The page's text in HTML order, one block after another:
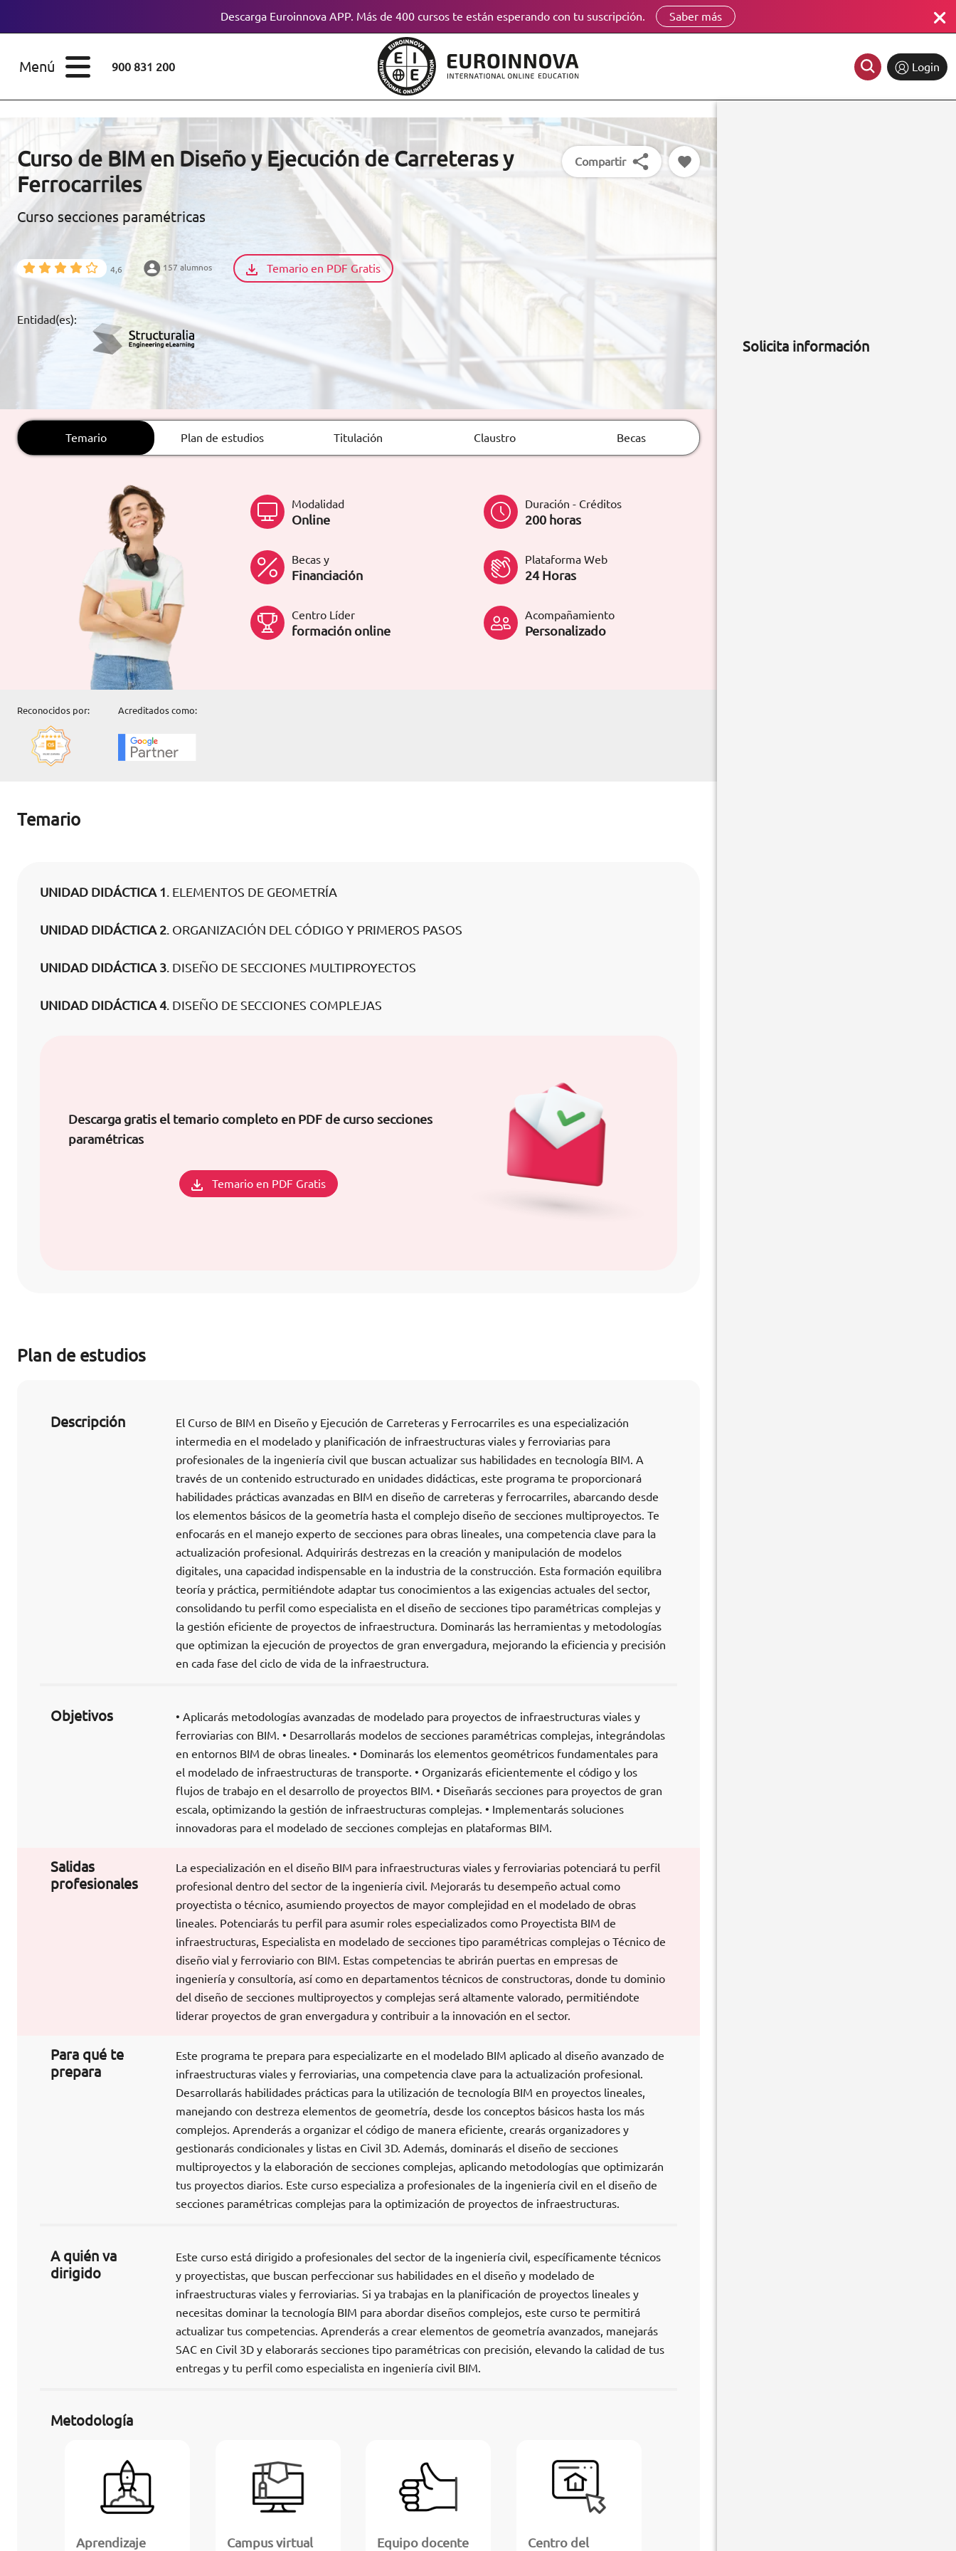
Descarga Euroinnova APP. Más de 400 cursos te están esperando con tu suscripción. Saber más
Menú 900 831 200 Login
CONOCE EUROINNOVA
BECAS Y
FINANCIACIÓN
RECURSOS
EDUCATIVOS
ARTÍCULOS
CONTACTO ES
formacion@euroinnova.com
TRABAJA CON NOSOTROS
ESTUDIOS
Licenciaturas
Doctorados
Diplomados
Certificados de
Profesionalidad
Curso de BIM en Diseño y Ejecución de Carreteras y
Ferrocarriles
Curso secciones paramétricas
4,6 157 alumnos Temario en PDF Gratis
Entidad(es):
Compartir
Temario Plan de estudios Titulación Claustro Becas
Modalidad
Online
Duración - Créditos
200 horas
Becas y
Financiación
Plataforma Web
24 Horas
Centro Líder
formación online
Acompañamiento
Personalizado
Reconocidos por: Acreditados como:
Temario
UNIDAD DIDÁCTICA 1. ELEMENTOS DE GEOMETRÍA
UNIDAD DIDÁCTICA 2. ORGANIZACIÓN DEL CÓDIGO Y PRIMEROS PASOS
UNIDAD DIDÁCTICA 3. DISEÑO DE SECCIONES MULTIPROYECTOS
UNIDAD DIDÁCTICA 4. DISEÑO DE SECCIONES COMPLEJAS
Descarga gratis el temario completo en PDF de curso secciones
paramétricas
Temario en PDF Gratis
Plan de estudios
Descripción
El Curso de BIM en Diseño y Ejecución de Carreteras y Ferrocarriles es una especialización
intermedia en el modelado y planificación de infraestructuras viales y ferroviarias para
profesionales de la ingeniería civil que buscan actualizar sus habilidades en tecnología BIM. A
través de un contenido estructurado en unidades didácticas, este programa te proporcionará
habilidades prácticas avanzadas en BIM en diseño de carreteras y ferrocarriles, abarcando desde
los elementos básicos de la geometría hasta el complejo diseño de secciones multiproyectos. Te
enfocarás en el manejo experto de secciones para obras lineales, una competencia clave para la
actualización profesional. Adquirirás destrezas en la creación y manipulación de modelos
digitales, una capacidad indispensable en la industria de la construcción. Esta formación equilibra
teoría y práctica, permitiéndote adaptar tus conocimientos a las exigencias actuales del sector,
consolidando tu perfil como especialista en el diseño de secciones tipo paramétricas complejas y
la gestión eficiente de proyectos de infraestructura. Dominarás las herramientas y metodologías
que optimizan la ejecución de proyectos de gran envergadura, mejorando la eficiencia y precisión
en cada fase del ciclo de vida de la infraestructura.
Objetivos
• Aplicarás metodologías avanzadas de modelado para proyectos de infraestructuras viales y
ferroviarias con BIM. • Desarrollarás modelos de secciones paramétricas complejas, integrándolas
en entornos BIM de obras lineales. • Dominarás los elementos geométricos fundamentales para
el modelado de infraestructuras de transporte. • Organizarás eficientemente el código y los
flujos de trabajo en el desarrollo de proyectos BIM. • Diseñarás secciones para proyectos de gran
escala, optimizando la gestión de infraestructuras complejas. • Implementarás soluciones
innovadoras para el modelado de secciones complejas en plataformas BIM.
Salidas
profesionales
La especialización en el diseño BIM para infraestructuras viales y ferroviarias potenciará tu perfil
profesional dentro del sector de la ingeniería civil. Mejorarás tu desempeño actual como
proyectista o técnico, asumiendo proyectos de mayor complejidad en el modelado de obras
lineales. Potenciarás tu perfil para asumir roles especializados como Proyectista BIM de
infraestructuras, Especialista en modelado de secciones tipo paramétricas complejas o Técnico de
diseño vial y ferroviario con BIM. Estas competencias te abrirán puertas en empresas de
ingeniería y consultoría, así como en departamentos técnicos de constructoras, donde tu dominio
del diseño de secciones multiproyectos y complejas será altamente valorado, permitiéndote
liderar proyectos de gran envergadura y contribuir a la innovación en el sector.
Para qué te
prepara
Este programa te prepara para especializarte en el modelado BIM aplicado al diseño avanzado de
infraestructuras viales y ferroviarias, una competencia clave para la actualización profesional.
Desarrollarás habilidades prácticas para la utilización de tecnología BIM en proyectos lineales,
manejando con destreza elementos de geometría, desde los conceptos básicos hasta los más
complejos. Aprenderás a organizar el código de manera eficiente, crearás organizadores y
gestionarás condicionales y listas en Civil 3D. Además, dominarás el diseño de secciones
multiproyectos y la elaboración de secciones complejas, aplicando metodologías que optimizarán
tus proyectos diarios. Este curso especializa a profesionales de la ingeniería civil en el diseño de
secciones paramétricas complejas para la optimización de proyectos de infraestructuras.
A quién va
dirigido
Este curso está dirigido a profesionales del sector de la ingeniería civil, específicamente técnicos
y proyectistas, que buscan perfeccionar sus habilidades en el diseño y modelado de
infraestructuras viales y ferroviarias. Si ya trabajas en la planificación de proyectos lineales y
necesitas dominar la tecnología BIM para abordar diseños complejos, este curso te permitirá
actualizar tus competencias. Aprenderás a crear elementos de geometría avanzados, manejarás
SAC en Civil 3D y elaborarás secciones tipo paramétricas con precisión, elevando la calidad de tus
entregas y tu perfil como especialista en ingeniería civil BIM.
Metodología
Aprendizaje Campus virtual Equipo docente Centro del
Solicita información